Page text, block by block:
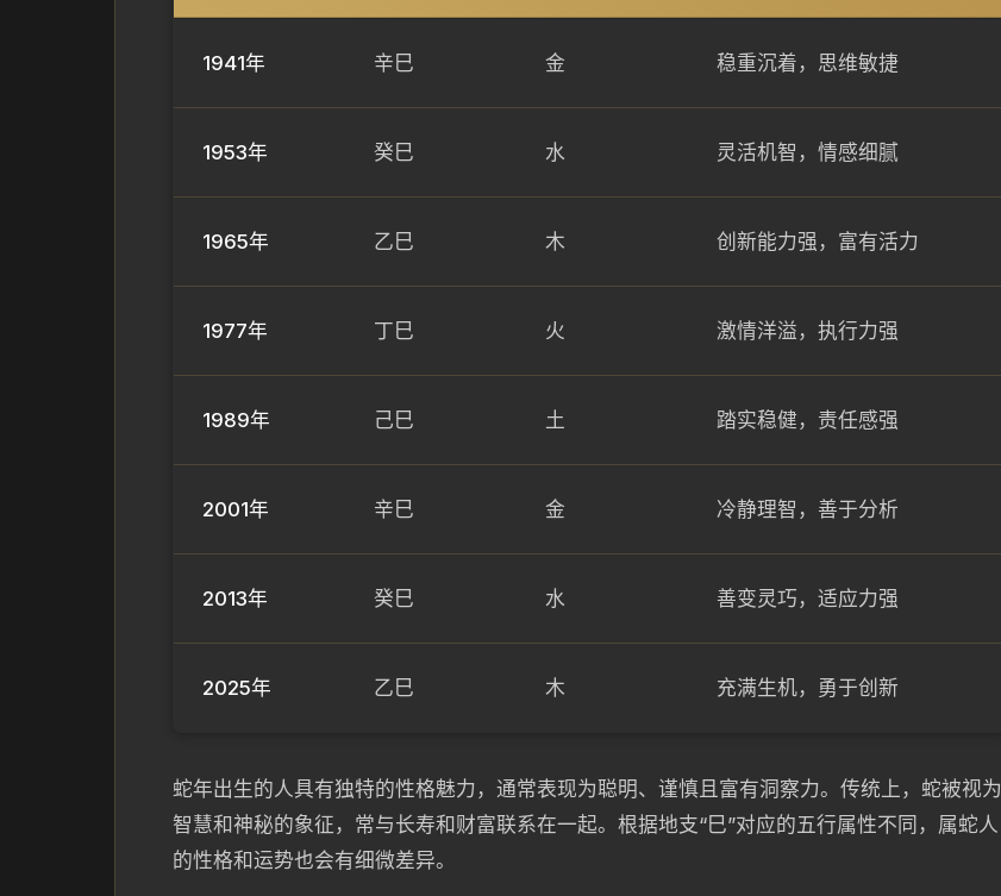
1941年 辛巳 金 稳重沉着，思维敏捷
1953年 癸巳 水 灵活机智，情感细腻
1965年 乙巳 木 创新能力强，富有活力
1977年 丁巳 火 激情洋溢，执行力强
1989年 己巳 土 踏实稳健，责任感强
2001年 辛巳 金 冷静理智，善于分析
2013年 癸巳 水 善变灵巧，适应力强
2025年 乙巳 木 充满生机，勇于创新
蛇年出生的人具有独特的性格魅力，通常表现为聪明、谨慎且富有洞察力。传统上，蛇被视为
智慧和神秘的象征，常与长寿和财富联系在一起。根据地支“巳”对应的五行属性不同，属蛇人
的性格和运势也会有细微差异。